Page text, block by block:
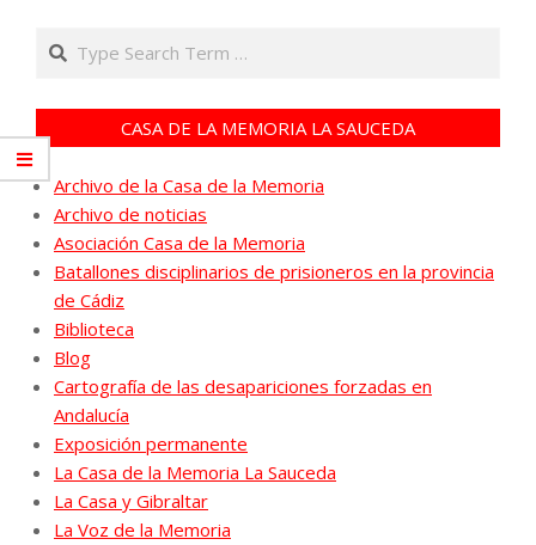
Search
CASA DE LA MEMORIA LA SAUCEDA
Archivo de la Casa de la Memoria
Archivo de noticias
Asociación Casa de la Memoria
Batallones disciplinarios de prisioneros en la provincia
de Cádiz
Biblioteca
Blog
Cartografía de las desapariciones forzadas en
Andalucía
Exposición permanente
La Casa de la Memoria La Sauceda
La Casa y Gibraltar
La Voz de la Memoria